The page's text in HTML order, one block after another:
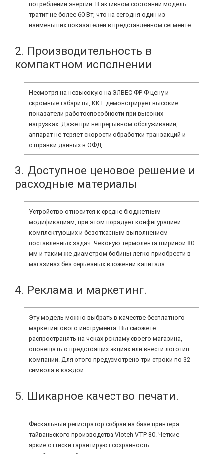
потреблении энергии. В активном состоянии модель
тратит не более 60 Вт, что на сегодня один из
наименьших показателей в представленном сегменте.
2. Производительность в
компактном исполнении
Несмотря на невысокую на ЭЛВЕС ФР-Ф цену и
скромные габариты, ККТ демонстрирует высокие
показатели работоспособности при высоких
нагрузках. Даже при непрерывном обслуживании,
аппарат не теряет скорости обработки транзакций и
отправки данных в ОФД.
3. Доступное ценовое решение и
расходные материалы
Устройство относится к средне бюджетным
модификациям, при этом порадует конфигурацией
комплектующих и безотказным выполнением
поставленных задач. Чековую термолента шириной 80
мм и таким же диаметром бобины легко приобрести в
магазинах без серьезных вложений капитала.
4. Реклама и маркетинг.
Эту модель можно выбрать в качестве бесплатного
маркетингового инструмента. Вы сможете
распространять на чеках рекламу своего магазина,
оповещать о предстоящих акциях или внести логотип
компании. Для этого предусмотрено три строки по 32
символа в каждой.
5. Шикарное качество печати.
Фискальный регистратор собран на базе принтера
тайваньского производства Vioteh VTP-80. Четкие
яркие оттиски гарантируют сохранность